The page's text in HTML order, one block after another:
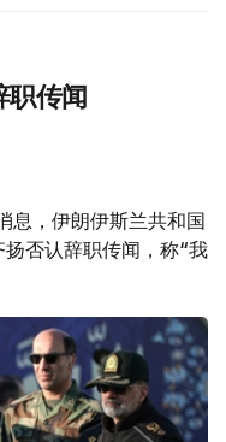
职传闻
息，伊朗伊斯兰共和国
否认辞职传闻，称“我